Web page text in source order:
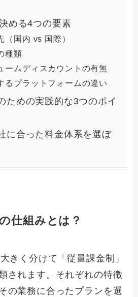
める4つの要素
（国内 vs 国際）
種類
ームディスカウントの有無
るプラットフォームの違い
ための実践的な3つのポイ
に合った料金体系を選ぼ
仕組みとは？
きく分けて「従量課金制」
されます。それぞれの特徴
の業務に合ったプランを選